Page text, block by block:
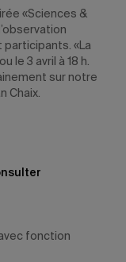
«Sciences &
«La
le 3 avril à 18 h.
sur notre
Chaix.
fonction